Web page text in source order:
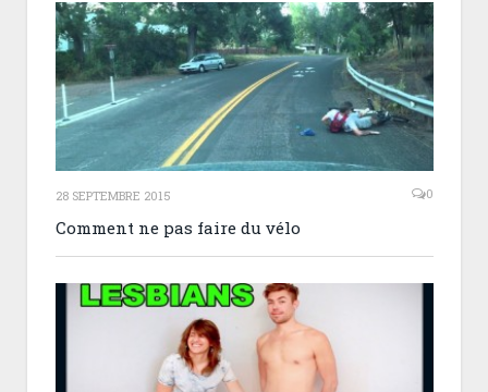
28 SEPTEMBRE 2015 0
Comment ne pas faire du vélo